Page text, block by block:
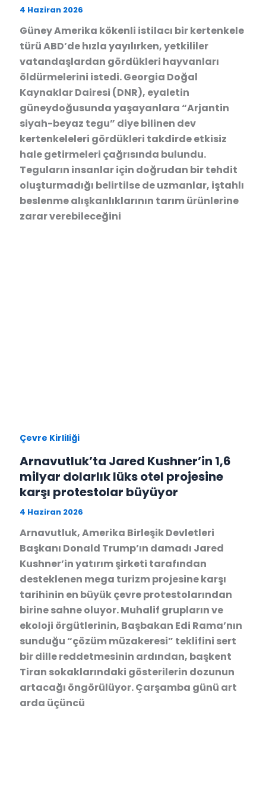
4 Haziran 2026
Güney Amerika kökenli istilacı bir kertenkele
türü ABD’de hızla yayılırken, yetkililer
vatandaşlardan gördükleri hayvanları
öldürmelerini istedi. Georgia Doğal
Kaynaklar Dairesi (DNR), eyaletin
güneydoğusunda yaşayanlara “Arjantin
siyah-beyaz tegu” diye bilinen dev
kertenkeleleri gördükleri takdirde etkisiz
hale getirmeleri çağrısında bulundu.
Teguların insanlar için doğrudan bir tehdit
oluşturmadığı belirtilse de uzmanlar, iştahlı
beslenme alışkanlıklarının tarım ürünlerine
zarar verebileceğini
Çevre Kirliliği
Arnavutluk’ta Jared Kushner’in 1,6
milyar dolarlık lüks otel projesine
karşı protestolar büyüyor
4 Haziran 2026
Arnavutluk, Amerika Birleşik Devletleri
Başkanı Donald Trump’ın damadı Jared
Kushner’in yatırım şirketi tarafından
desteklenen mega turizm projesine karşı
tarihinin en büyük çevre protestolarından
birine sahne oluyor. Muhalif grupların ve
ekoloji örgütlerinin, Başbakan Edi Rama’nın
sunduğu “çözüm müzakeresi” teklifini sert
bir dille reddetmesinin ardından, başkent
Tiran sokaklarındaki gösterilerin dozunun
artacağı öngörülüyor. Çarşamba günü art
arda üçüncü